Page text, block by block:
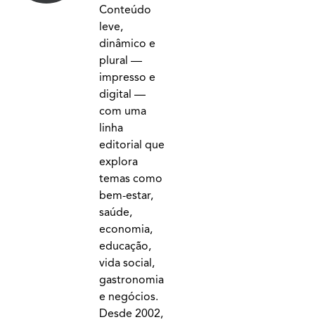
Conteúdo
leve,
dinâmico e
plural —
impresso e
digital —
com uma
linha
editorial que
explora
temas como
bem-estar,
saúde,
economia,
educação,
vida social,
gastronomia
e negócios.
Desde 2002,